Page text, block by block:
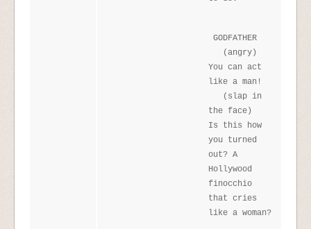
GODFATHER
(angry)
You can act
like a man!
(slap in
the face)
Is this how
you turned
out? A
Hollywood
finocchio
that cries
like a woman?